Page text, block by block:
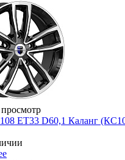
ET33 D60,1 Каланг